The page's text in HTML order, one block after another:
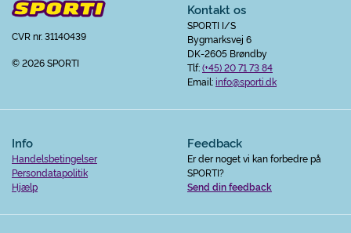
CVR nr. 31140439
© 2026 SPORTI
Kontakt os
SPORTI I/S
Bygmarksvej 6
DK-2605 Brøndby
Tlf:(+45) 20 71 73 84
Email:info@sporti.dk
Info
Handelsbetingelser
Persondatapolitik
Hjælp
Feedback
Er der noget vi kan forbedre på
SPORTI?
Send din feedback